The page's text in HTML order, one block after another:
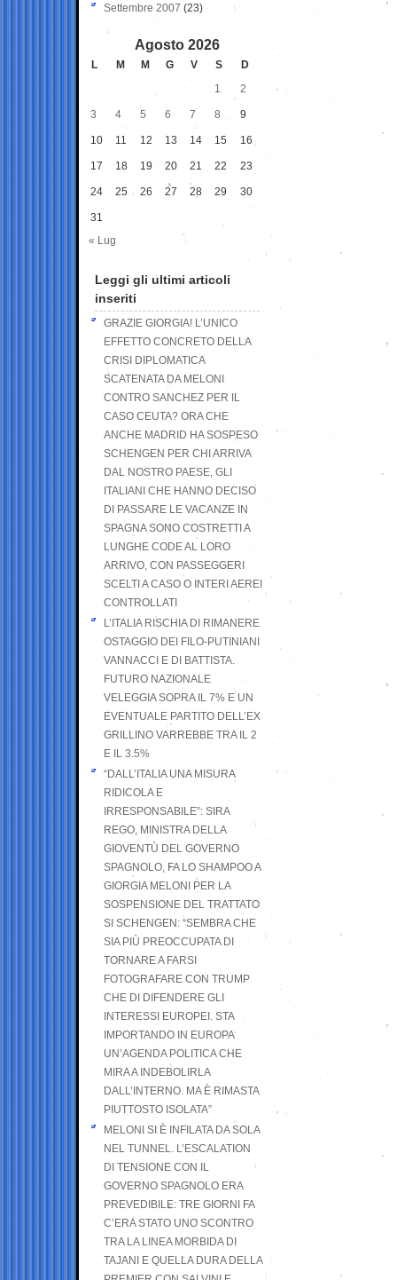
Settembre 2007 (23)
Agosto 2026
L M M G V S
D
1
2
3 4 5 6 7 8 9
10 11 12 13 14 15 16
17 18 19 20 21 22 23
24 25 26 27 28 29 30
31
« Lug
Leggi gli ultimi articoli
inseriti
GRAZIE GIORGIA! L’UNICO
EFFETTO CONCRETO DELLA
CRISI DIPLOMATICA
SCATENATA DA MELONI
CONTRO SANCHEZ PER IL
CASO CEUTA? ORA CHE
ANCHE MADRID HA SOSPESO
SCHENGEN PER CHI ARRIVA
DAL NOSTRO PAESE, GLI
ITALIANI CHE HANNO DECISO
DI PASSARE LE VACANZE IN
SPAGNA SONO COSTRETTI A
LUNGHE CODE AL LORO
ARRIVO, CON PASSEGGERI
SCELTI A CASO O INTERI AEREI
CONTROLLATI
L’ITALIA RISCHIA DI RIMANERE
OSTAGGIO DEI FILO-PUTINIANI
VANNACCI E DI BATTISTA.
FUTURO NAZIONALE
VELEGGIA SOPRA IL 7% E UN
EVENTUALE PARTITO DELL’EX
GRILLINO VARREBBE TRA IL 2
E IL 3.5%
“DALL’ITALIA UNA MISURA
RIDICOLA E
IRRESPONSABILE”: SIRA
REGO, MINISTRA DELLA
GIOVENTÙ DEL GOVERNO
SPAGNOLO, FA LO SHAMPOO A
GIORGIA MELONI PER LA
SOSPENSIONE DEL TRATTATO
SI SCHENGEN: “SEMBRA CHE
SIA PIÙ PREOCCUPATA DI
TORNARE A FARSI
FOTOGRAFARE CON TRUMP
CHE DI DIFENDERE GLI
INTERESSI EUROPEI. STA
IMPORTANDO IN EUROPA
UN’AGENDA POLITICA CHE
MIRA A INDEBOLIRLA
DALL’INTERNO. MA È RIMASTA
PIUTTOSTO ISOLATA”
MELONI SI È INFILATA DA SOLA
NEL TUNNEL. L’ESCALATION
DI TENSIONE CON IL
GOVERNO SPAGNOLO ERA
PREVEDIBILE: TRE GIORNI FA
C’ERA STATO UNO SCONTRO
TRA LA LINEA MORBIDA DI
TAJANI E QUELLA DURA DELLA